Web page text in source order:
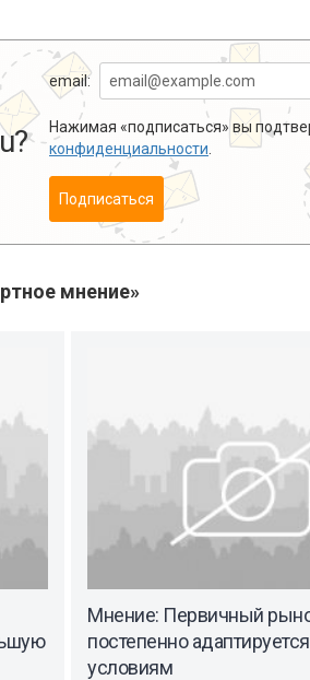
email:
Нажимая «подписаться» вы
конфиденциальности
Подписаться
мнение»
Мнение: Первичный
постепенно
условиям